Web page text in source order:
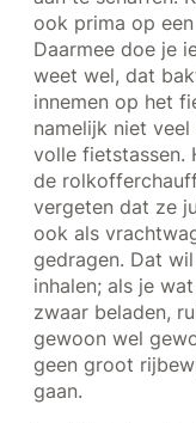
ook prima op
Daarmee doe je
weet wel, dat
innemen op het
namelijk niet
volle fietstassen.
de
vergeten dat ze
ook als
gedragen. Dat
inhalen; als je
zwaar beladen,
gewoon wel
geen groot
gaan.